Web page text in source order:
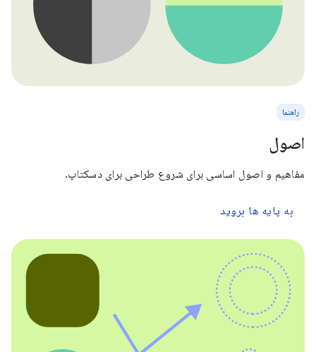
راهنما
اصول
مفاهیم و اصول اساسی برای شروع طراحی برای دسکتاپ.
به پایه ها بروید